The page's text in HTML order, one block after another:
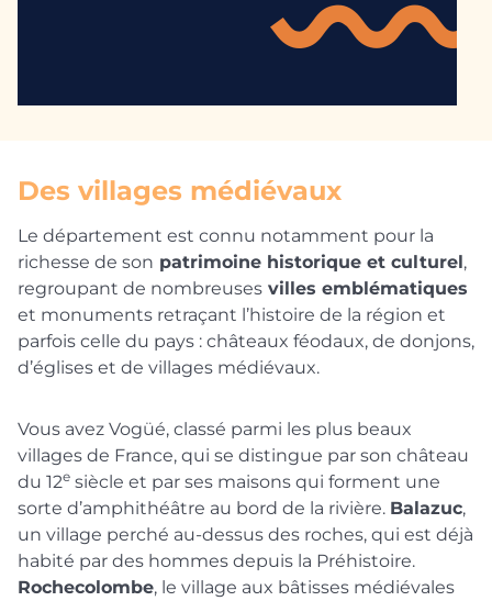
Des villages médiévaux
Le département est connu notamment pour la
richesse de son patrimoine historique et culturel,
regroupant de nombreuses villes emblématiques
et monuments retraçant l’histoire de la région et
parfois celle du pays : châteaux féodaux, de donjons,
d’églises et de villages médiévaux.
Vous avez Vogüé, classé parmi les plus beaux
villages de France, qui se distingue par son château
du 12e siècle et par ses maisons qui forment une
sorte d’amphithéâtre au bord de la rivière. Balazuc,
un village perché au-dessus des roches, qui est déjà
habité par des hommes depuis la Préhistoire.
Rochecolombe, le village aux bâtisses médiévales